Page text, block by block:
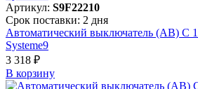
Артикул: S9F22210
Срок поставки: 2 дня
Автоматический выключатель (АВ) C
Systeme9
3 318 ₽
В корзинy